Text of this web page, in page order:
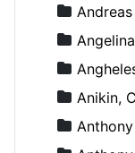
Anikin,